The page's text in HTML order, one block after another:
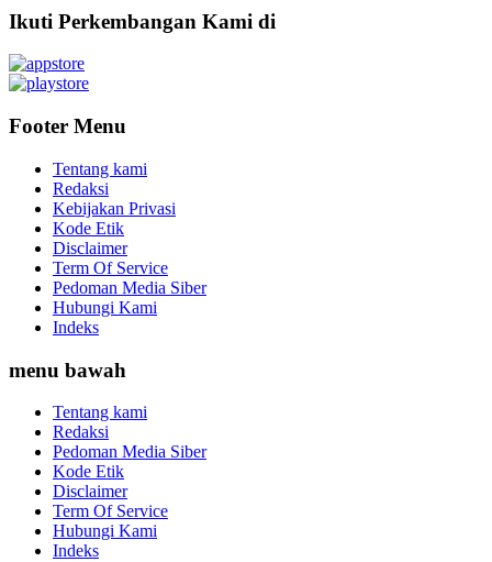
Ikuti Perkembangan Kami di
Footer Menu
Tentang kami
Redaksi
Kebijakan Privasi
Kode Etik
Disclaimer
Term Of Service
Pedoman Media Siber
Hubungi Kami
Indeks
menu bawah
Tentang kami
Redaksi
Pedoman Media Siber
Kode Etik
Disclaimer
Term Of Service
Hubungi Kami
Indeks